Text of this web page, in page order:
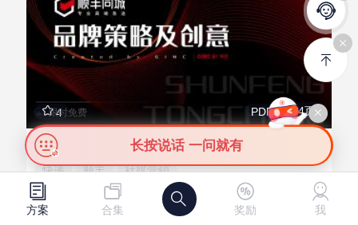
4 PDF 84页
顺丰同城快递品牌策略及社媒创意传播方案
快递 顺丰 社媒营销
甲方爸爸的狗 LV.4
限时免费
长按说话 一问就有
方案 合集 奖励 我